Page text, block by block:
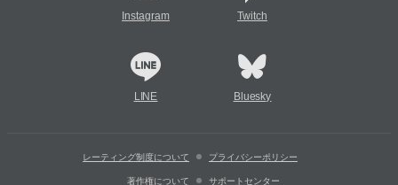
Instagram Twitch
LINE Bluesky
レーティング制度について プライバシーポリシー
著作権について サポートセンター